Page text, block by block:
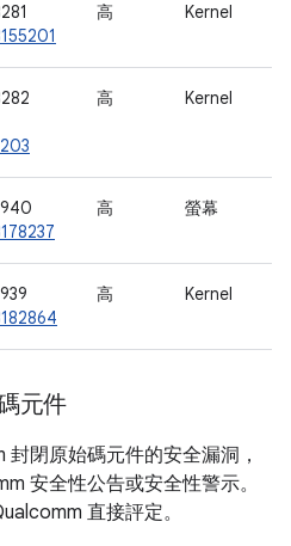
高 Kernel
高 Kernel
高 螢幕
高 Kernel
元件
閉原始碼元件的安全漏洞，
安全性公告或安全性警示。
直接評定。